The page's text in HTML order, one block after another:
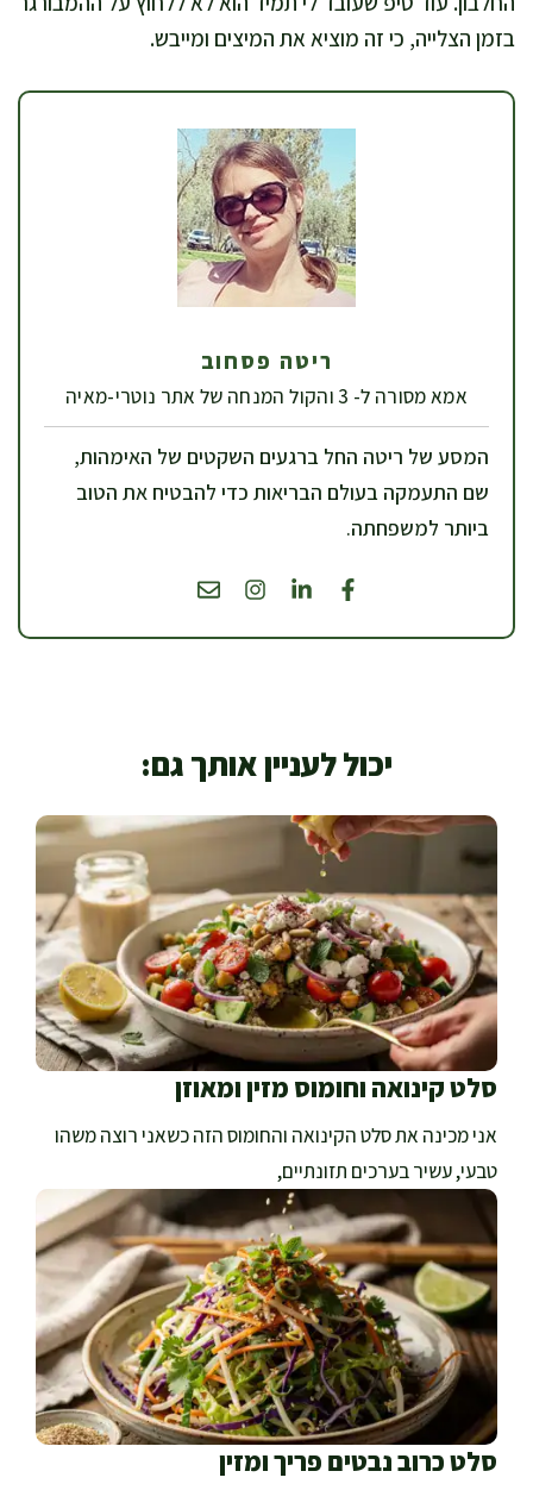
בזמן הצלייה, כי זה מוציא את המיצים ומייבש.
ריטה פסחוב
אמא מסורה ל- 3 והקול המנחה של אתר נוטרי-מאיה
המסע של ריטה החל ברגעים השקטים של האימהות,
שם התעמקה בעולם הבריאות כדי להבטיח את הטוב
ביותר למשפחתה.
יכול לעניין אותך גם:
סלט קינואה וחומוס מזין ומאוזן
אני מכינה את סלט הקינואה והחומוס הזה כשאני רוצה משהו
טבעי, עשיר בערכים תזונתיים,
סלט כרוב נבטים פריך ומזין